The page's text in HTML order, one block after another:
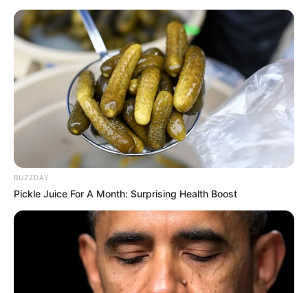
BUZZDAY
Pickle Juice For A Month: Surprising Health Boost